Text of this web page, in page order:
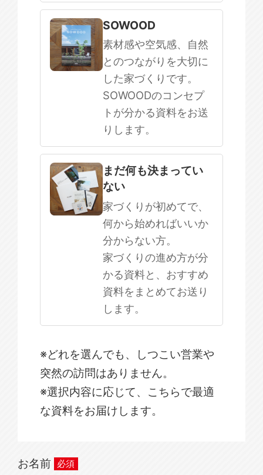
SOWOOD
素材感や空気感、自然
とのつながりを大切に
した家づくりです。
SOWOODのコンセプ
トが分かる資料をお送
りします。
まだ何も決まってい
ない
家づくりが初めてで、
何から始めればいいか
分からない方。
家づくりの進め方が分
かる資料と、おすすめ
資料をまとめてお送り
します。
※どれを選んでも、しつこい営業や
突然の訪問はありません。
※選択内容に応じて、こちらで最適
な資料をお届けします。
お名前